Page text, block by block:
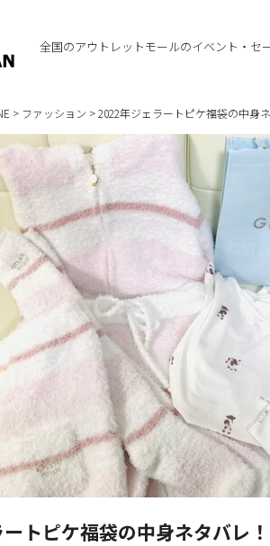
全国のアウトレットモールのイベント・セ
> ファッション >2022年ジェラートピケ福袋の中身
トピケ福袋の中身ネタバレ